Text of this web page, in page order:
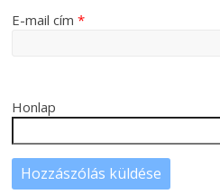
E-mail cím*
Honlap